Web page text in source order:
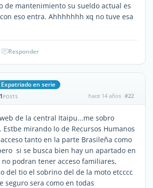
de mantenimiento su sueldo actual es
eso entra. Ahhhhhhh xq no tuve esa
Responder
Expatriado en serie
POSTS hace 14 años #22
de la central Itaipu...me sobro
mirando lo de Recursos Humanos
tanto en la parte Brasileña como
si se busca bien hay un apartado en
podran tener acceso familiares,
del tio el sobrino del de la moto etcccc
seguro sera como en todas